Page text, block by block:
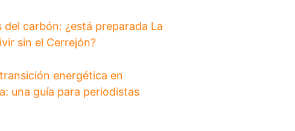
del carbón: ¿está preparada La
sin el Cerrejón?
energética en
una guía para periodistas